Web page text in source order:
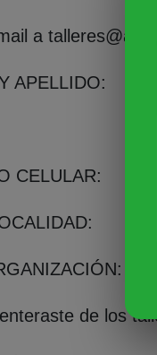
a
APELLIDO:
CELULAR:
de los